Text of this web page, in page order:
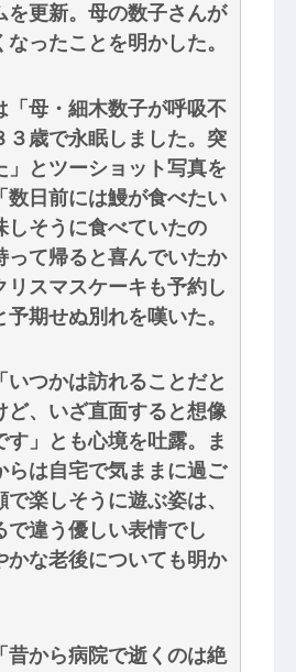
を更新。母の数子さんが
ったことを明かした。
母・細木数子が呼吸不
３歳で永眠しました。突
」とツーショット写真を
数日前には鰻が食べたい
しそうに食べていたの
って帰ると喜んでいたか
リスマスケーキも予約し
期せぬ別れを嘆いた。
つかは訪れることだと
ど、いざ直面すると想像
す」とも心境を吐露。ま
らは自宅で気ままに過ご
楽しそうに遊ぶ姿は、
で違う優しい表情でし
かな老後についても明か
から病院で逝くのは絶